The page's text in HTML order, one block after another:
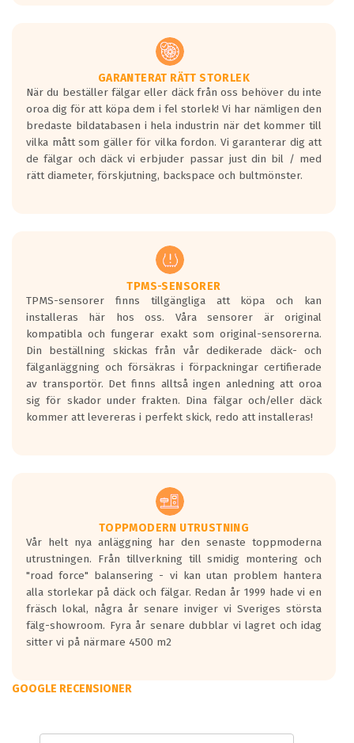
Vid körning i över 50km/h brukar
rullmotståndets ljud överträffa
motorljudet.
På däckmärkningen kommer det finnas
en symbol av ett däck med vågar. Hög
bullernivå markeras med svarta vågor
medans de vita vågorna påvisar om det är
ett tyst däck.
regelverket som introduceras år 2016.
Ett däck med två svarta vågor är redan
godkända för år 2016 nya regelverk.
Ett däck med en svart våg kommer vara
minst tre decibel tystare än det
regelverk som börjar gälla 2016.
GARANTERAT RÄTT STORLEK
När du beställer fälgar eller däck från oss behöver du inte
oroa dig för att köpa dem i fel storlek! Vi har nämligen den
bredaste bildatabasen i hela industrin när det kommer till
vilka mått som gäller för vilka fordon. Vi garanterar dig att
de fälgar och däck vi erbjuder passar just din bil / med
rätt diameter, förskjutning, backspace och bultmönster.
TPMS-SENSORER
TPMS-sensorer finns tillgängliga att köpa och kan
installeras här hos oss. Våra sensorer är original
kompatibla och fungerar exakt som original-sensorerna.
Din beställning skickas från vår dedikerade däck- och
fälganläggning och försäkras i förpackningar certifierade
av transportör. Det finns alltså ingen anledning att oroa
sig för skador under frakten. Dina fälgar och/eller däck
kommer att levereras i perfekt skick, redo att installeras!
TOPPMODERN UTRUSTNING
Vår helt nya anläggning har den senaste toppmoderna
utrustningen. Från tillverkning till smidig montering och
"road force" balansering - vi kan utan problem hantera
alla storlekar på däck och fälgar. Redan år 1999 hade vi en
fräsch lokal, några år senare inviger vi Sveriges största
fälg-showroom. Fyra år senare dubblar vi lagret och idag
sitter vi på närmare 4500 m2
GOOGLE RECENSIONER